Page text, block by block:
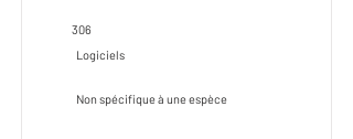
306
Logiciels
Non spécifique à une espèce